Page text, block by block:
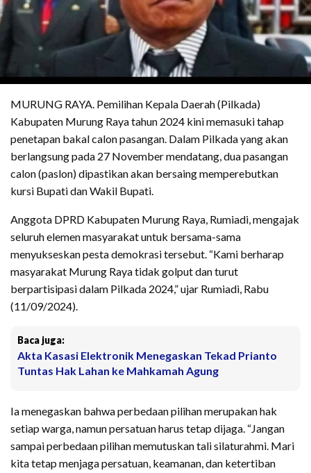
MURUNG RAYA. Pemilihan Kepala Daerah (Pilkada)
Kabupaten Murung Raya tahun 2024 kini memasuki tahap
penetapan bakal calon pasangan. Dalam Pilkada yang akan
berlangsung pada 27 November mendatang, dua pasangan
calon (paslon) dipastikan akan bersaing memperebutkan
kursi Bupati dan Wakil Bupati.
Anggota DPRD Kabupaten Murung Raya, Rumiadi, mengajak
seluruh elemen masyarakat untuk bersama-sama
menyukseskan pesta demokrasi tersebut. “Kami berharap
masyarakat Murung Raya tidak golput dan turut
berpartisipasi dalam Pilkada 2024,” ujar Rumiadi, Rabu
(11/09/2024).
Baca juga:
Akta Kasasi Elektronik Menegaskan Tekad Prianto
Tuntas Hak Lahan ke Mahkamah Agung
Ia menegaskan bahwa perbedaan pilihan merupakan hak
setiap warga, namun persatuan harus tetap dijaga. “Jangan
sampai perbedaan pilihan memutuskan tali silaturahmi. Mari
kita tetap menjaga persatuan, keamanan, dan ketertiban